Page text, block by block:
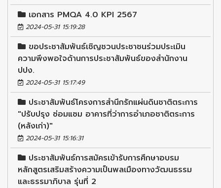
เอกสาร PMQA 4.0 KPI 2567
2024-05-31 15:19:28
ขอประชาสัมพันธ์เชิญชวนประชาชนร่วมประเมิน
ความพึงพอใจด้านการประชาสัมพันธ์ของสำนักงาน
ปปง.
2024-05-31 15:17:49
ประชาสัมพันธ์โครงการสำนึกรักแผ่นดินชาติตระการ
"ปรับปรุง ซ่อมแซม อาคารที่ว่าการอำเภอชาติตระการ
(หลังเก่า)"
2024-05-31 15:16:31
ประชาสัมพันธ์การสมัครเข้ารับการศึกษาอบรม
หลักสูตรเสริมสร้างความเป็นพลเมืองทางวัฒนธรรม
และธรรมาภิบาล รุ่นที่ 2